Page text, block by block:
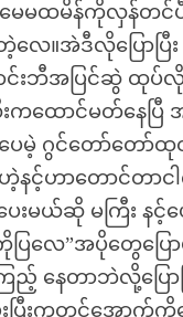
မထမိန်ကိုလှန်တင်ပီ
လေ။အဲဒီလိုပြောပ
င်းဘီအပြင်ဆွဲ ထုပ်
ကထောင်မတ်နေပ
ေမဲ့ ဂွင်တော်တော်
ဟဲ့နင့်ဟာတောင်တာ
ေးမယ်ဆို မကြီး နင့်
ြလေ”အပိုတွေပြေ
ြည့် နေတာဘဲလို့ပြေ
ပြီးကုတင်အောက်ကို